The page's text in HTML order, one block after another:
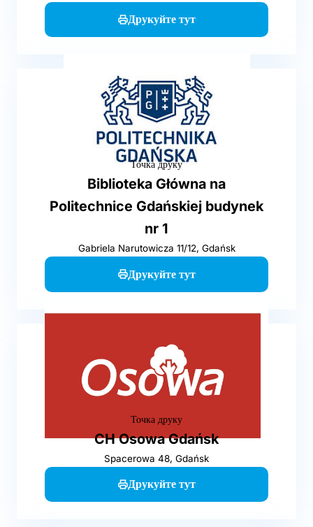
Друкуйте тут
Точка друку
Biblioteka Główna na
Politechnice Gdańskiej budynek
nr 1
Gabriela Narutowicza 11/12, Gdańsk
Друкуйте тут
Точка друку
CH Osowa Gdańsk
Spacerowa 48, Gdańsk
Друкуйте тут